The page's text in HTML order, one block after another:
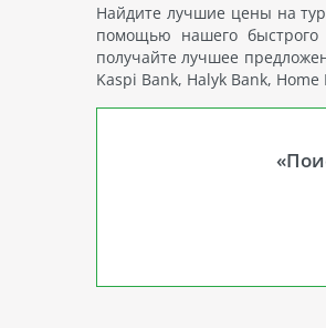
Найдите лучшие цены на
помощью нашего
получайте лучшее
Kaspi Bank, Halyk Bank, Home